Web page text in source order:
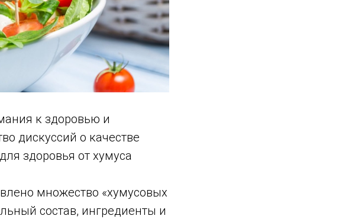
к здоровью и
дискуссий о качестве
здоровья от хумуса
множество «хумусовых
состав, ингредиенты и